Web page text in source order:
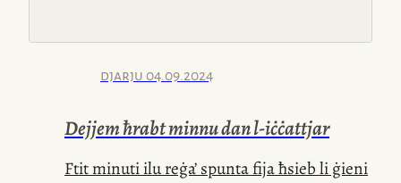
djarju 04.09.2024
Dejjem ħrabt minnu danl-iċċattjar
Ftit minuti ilu reġa’ spunta fija ħsieb li ġieni